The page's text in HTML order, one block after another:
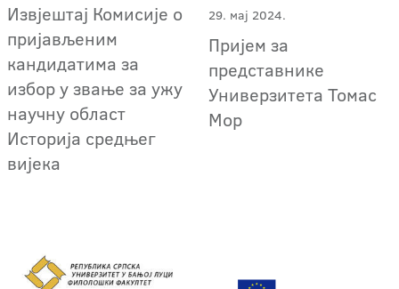
Извјештај Комисије о
пријављеним
кандидатима за
избор у звање за ужу
научну област
Историја средњег
вијека
29. мај 2024.
Пријем за
представнике
Универзитета Томас
Мор